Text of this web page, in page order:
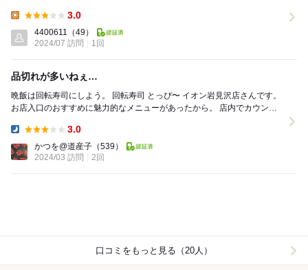
3.0
4400611 （49）
2024/07 訪問
1回
品切れが多いねぇ…
晩飯は回転寿司にしよう。 回転寿司 とっぴ〜 イオン岩見沢店さんです。
お店入口のおすすめに魅力的なメニューがあったから。 店内でカウンタ
3.0
かつを@道産子 （539）
2024/03 訪問
2回
口コミをもっと見る（20人）